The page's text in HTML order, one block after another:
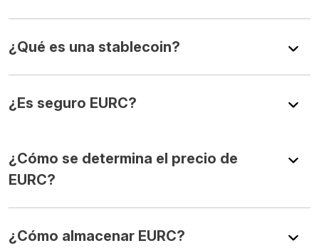
¿Qué es una stablecoin?
¿Es seguro EURC?
¿Cómo se determina el precio de
EURC?
¿Cómo almacenar EURC?